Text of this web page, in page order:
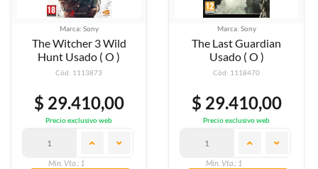
Marca: Sony
The Witcher 3 Wild
Hunt Usado ( O )
Cód: 1113873
$ 29.410,00
Precio exclusivo web
Min. Vta.: 1
Marca: Sony
The Last Guardian
Usado ( O )
Cód: 1118470
$ 29.410,00
Precio exclusivo web
Min. Vta.: 1